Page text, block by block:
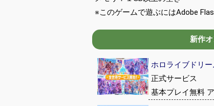
※このゲームで遊ぶにはAdobe
新作
ホロライブドリ
正式サービス
基本プレイ無料